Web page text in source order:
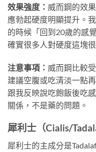
效果強度： 威而鋼的效
應勃起硬度明顯提升。
的時候「回到20歲的感
確實很多人對硬度這塊
注意事項： 威而鋼比較
建議空腹或吃清淡一點
跟我反映說吃飽飯後吃
關係，不是藥的問題。
犀利士（Cialis/
犀利士的主成分是